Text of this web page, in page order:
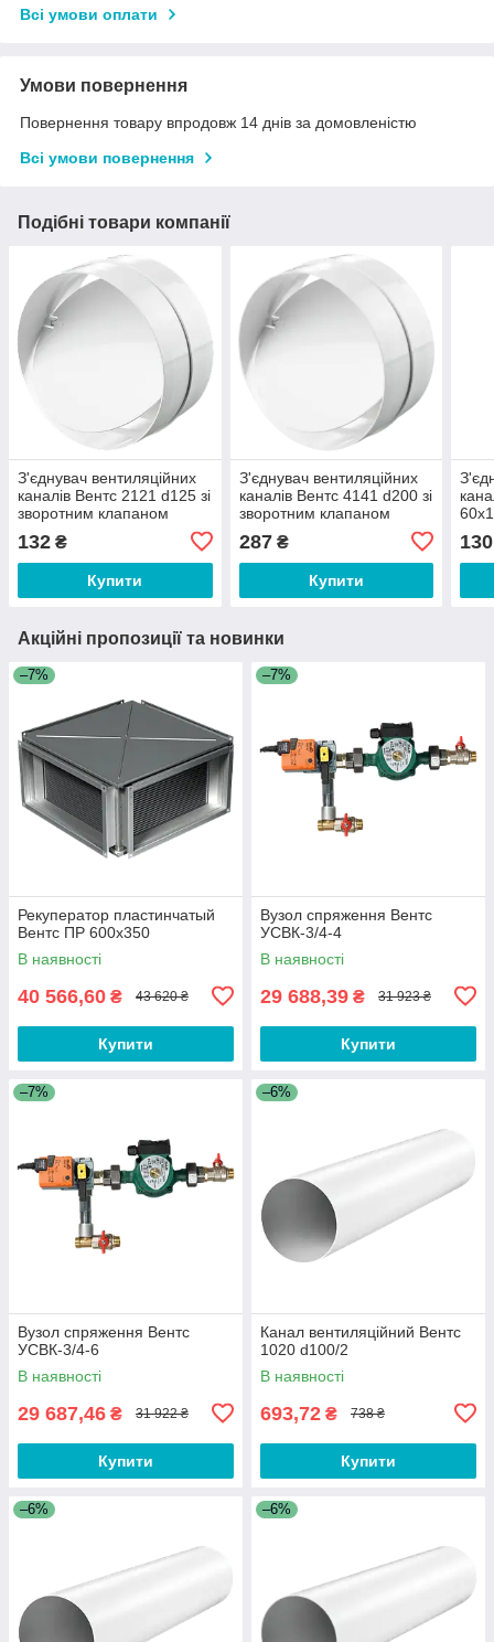
Всі умови оплати
Умови повернення
Повернення товару впродовж 14 днів за домовленістю
Всі умови повернення
Подібні товари компанії
З'єднувач вентиляційних
каналів Вентс 2121 d125 зі
зворотним клапаном
132 ₴
Купити
З'єднувач вентиляційних
каналів Вентс 4141 d200 зі
зворотним клапаном
287₴
Купити
130
Акційні пропозиції та новинки
–7%
Рекуператор пластинчатый
Вентс ПР 600х350
В наявності
40 566,60 ₴ 43 620 ₴
Купити
–7%
Вузол спряження Вентс
УСВК-3/4-4
В наявності
29 688,39 ₴ 31 923 ₴
Купити
–7%
Вузол спряження Вентс
УСВК-3/4-6
В наявності
29 687,46 ₴ 31 922 ₴
Купити
–6%
Канал вентиляційний Вентс
1020 d100/2
В наявності
693,72 ₴ 738 ₴
Купити
–6% –6%